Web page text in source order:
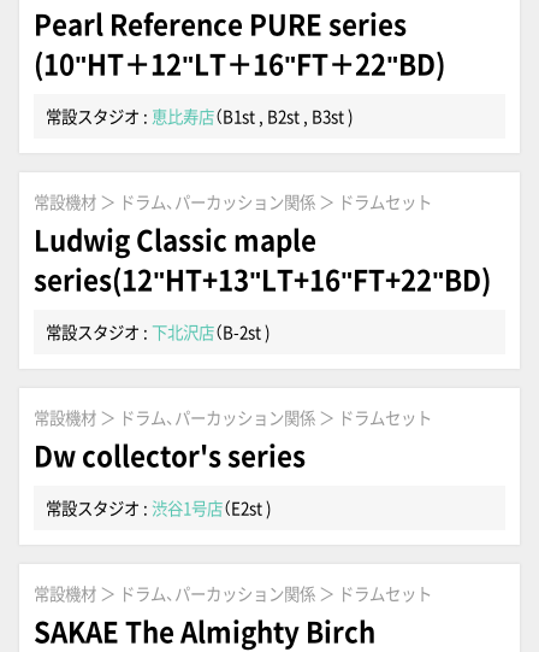
Pearl Reference PURE series
(10"HT＋12"LT＋16"FT＋22"BD)
常設スタジオ : 恵比寿店（B1st , B2st , B3st )
常設機材 ＞ ドラム、パーカッション関係 ＞ ドラムセット
Ludwig Classic maple
series(12"HT+13"LT+16"FT+22"BD)
常設スタジオ :下北沢店（B-2st )
常設機材 ＞ ドラム、パーカッション関係 ＞ ドラムセット
Dw collector's series
常設スタジオ : 渋谷1号店（E2st )
常設機材 ＞ ドラム、パーカッション関係 ＞ ドラムセット
SAKAE The Almighty Birch